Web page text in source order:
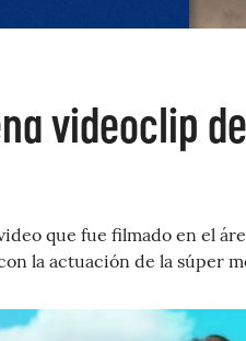
videoclip
que fue filmado en el
la actuación de la súper